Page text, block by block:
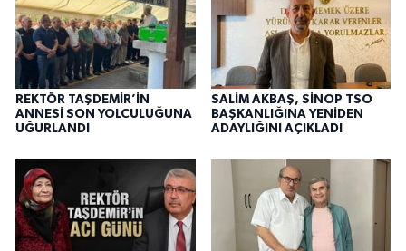
REKTÖR TAŞDEMİR’İN
ANNESİ SON YOLCULUĞUNA
UĞURLANDI
SALİM AKBAŞ, SİNOP TSO
BAŞKANLIĞINA YENİDEN
ADAYLIĞINI AÇIKLADI